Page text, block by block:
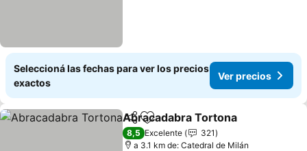
Seleccioná las fechas para ver los precios
exactos
Ver precios
CompartirAñadir a favoritos
Abracadabra Tortona
8,5 Excelente
321
a 3.1 km de: Catedral de Milán